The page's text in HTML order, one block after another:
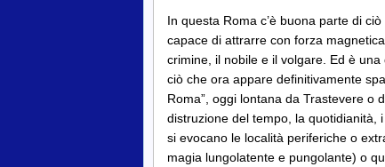
In questa Roma c’è buona parte di
capace di attrarre con forza
crimine, il nobile e il volgare. Ed è
ciò che ora appare definitivamente
Roma”, oggi lontana da Trastevere o
distruzione del tempo, la quotidianità,
si evocano le località periferiche o
magia lungolatente e pungolante) o